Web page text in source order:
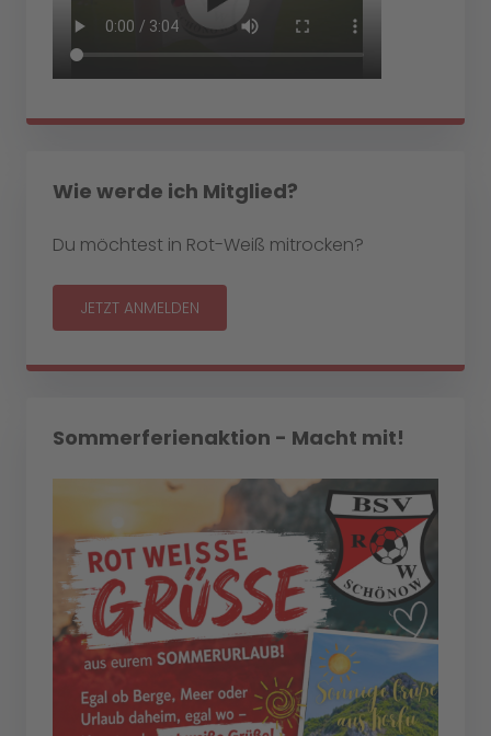
Wie werde ich Mitglied?
Du möchtest in Rot-Weiß mitrocken?
JETZT ANMELDEN
Sommerferienaktion - Macht mit!